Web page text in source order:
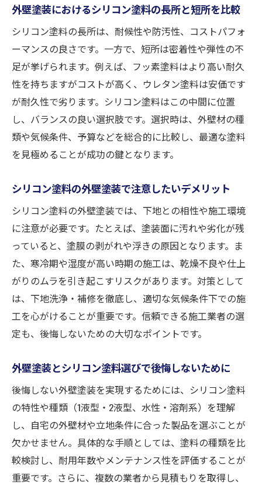
外壁塗装におけるシリコン塗料の長所と短所を比較
シリコン塗料の長所は、耐候性や防汚性、コストパフォ
ーマンスの良さです。一方で、短所は密着性や弾性の不
足が挙げられます。例えば、フッ素塗料はより高い耐久
性を持ちますがコストが高く、ウレタン塗料は安価です
が耐久性で劣ります。シリコン塗料はこの中間に位置
し、バランスの良い選択肢です。選択時は、外壁材の種
類や気候条件、予算などを総合的に比較し、最適な塗料
を見極めることが成功の鍵となります。
シリコン塗料の外壁塗装で注意したいデメリット
シリコン塗料の外壁塗装では、下地との相性や施工環境
に注意が必要です。たとえば、塗装面に汚れや劣化が残
っていると、塗膜の剥がれや浮きの原因となります。ま
た、寒冷期や湿度が高い時期の施工は、乾燥不良や仕上
がりのムラを引き起こすリスクがあります。対策として
は、下地洗浄・補修を徹底し、適切な気候条件下での施
工を心がけることが重要です。信頼できる施工業者の選
定も、後悔しないための大切なポイントです。
外壁塗装とシリコン塗料選びで後悔しないために
後悔しない外壁塗装を実現するためには、シリコン塗料
の特性や種類（1液型・2液型、水性・溶剤系）を理解
し、自宅の外壁材や立地条件に合った製品を選ぶことが
欠かせません。具体的な手順としては、塗料の種類を比
較検討し、耐用年数やメンテナンス性を評価することが
重要です。さらに、複数の業者から見積もりを取得し、